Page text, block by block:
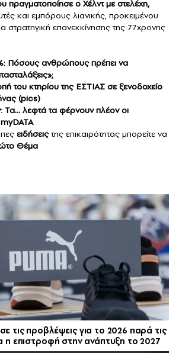
πραγματοποίησε ο Χέλντ με στελέχη,
και εμπόρους λιανικής, προκειμένου
στρατηγική επανεκκίνησης της 77χρονης
Πόσους ανθρώπους πρέπει να
του κτηρίου της ΕΣΤΙΑΣ σε ξενοδοχείο
(pics)
Τα… λεφτά τα φέρνουν πλέον οι
myDATA
ειδήσειςτης επικαιρότητας μπορείτε να
Θέμα
τις προβλέψεις για το 2026 παρά τις
η επιστροφή στην ανάπτυξη το 2027